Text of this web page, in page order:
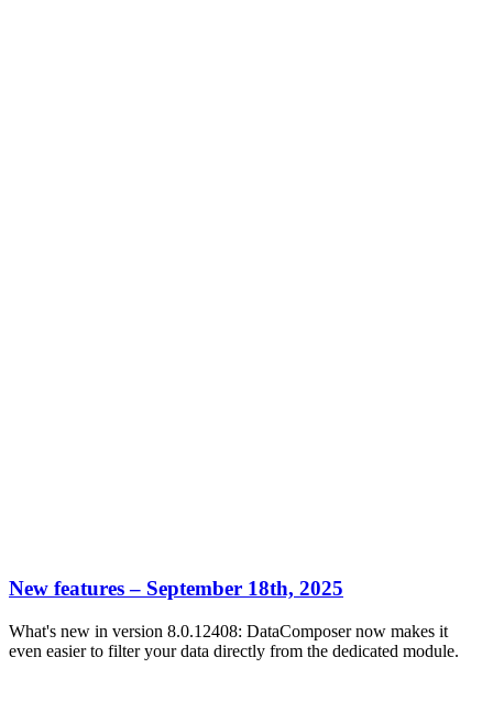
New features – September 18th, 2025
What's new in version 8.0.12408: DataComposer now makes it
even easier to filter your data directly from the dedicated module.